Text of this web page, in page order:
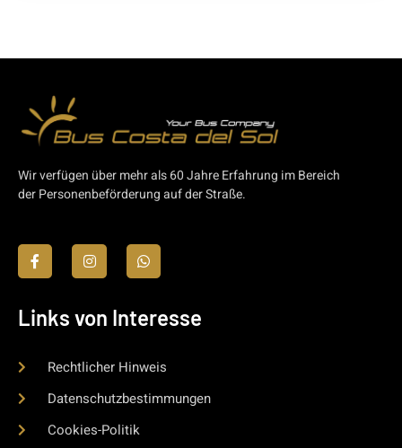
Wir verfügen über mehr als 60 Jahre Erfahrung im Bereich
der Personenbeförderung auf der Straße.
Links von Interesse
Rechtlicher Hinweis
Datenschutzbestimmungen
Cookies-Politik